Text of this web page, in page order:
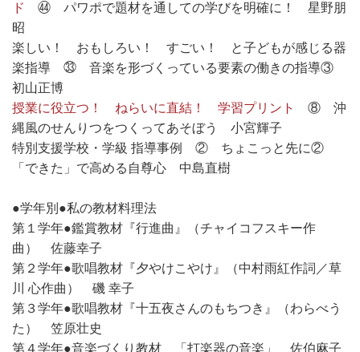
ド
㊹ パワポで題材を通しての学びを明確に！ 星野朋
昭
楽しい！ おもしろい！ すごい！ と子どもが感じる器
楽指導 ㉝ 音楽を形づくっている要素の働きの指導③
初山正博
授業に役立つ！ ねらいに直結！ 学習プリント
⑧ 沖
縄風のせんりつをつくってあそぼう 小宮輝子
特別支援学校・学級 指導事例 ② ちょこっと先に②
「できた」で高める自尊心 中島直樹
●学年別●私の教材料理法
第１学年●鑑賞教材『行進曲』（チャイコフスキー作
曲） 佐藤幸子
第２学年●歌唱教材『夕やけこやけ』（中村雨紅作詞／草
川 心作曲） 磯 幸子
第３学年●歌唱教材『十五夜さんのもちつき』（わらべう
た） 笠原壮史
第４学年●音楽づくり教材 「打楽器の音楽」 佐伯麻子